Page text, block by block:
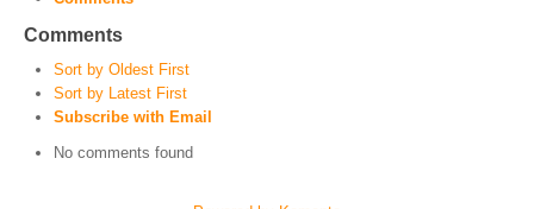
Comments
Sort by Oldest First
Sort by Latest First
Subscribe with Email
No comments found